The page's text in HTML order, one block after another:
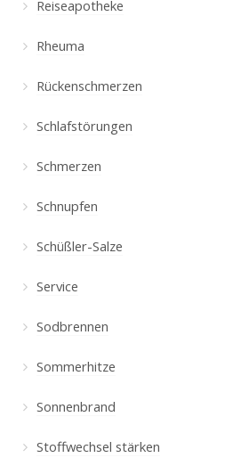
Reiseapotheke
Rheuma
Rückenschmerzen
Schlafstörungen
Schmerzen
Schnupfen
Schüßler-Salze
Service
Sodbrennen
Sommerhitze
Sonnenbrand
Stoffwechsel stärken